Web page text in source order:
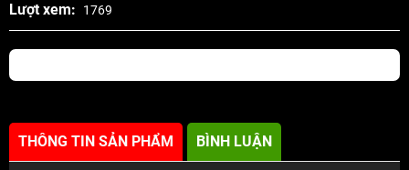
Lượt xem: 1769
THÔNG TIN SẢN PHẨM BÌNH LUẬN